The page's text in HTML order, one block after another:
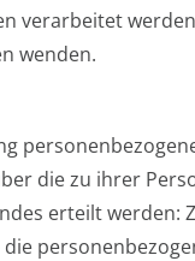
verarbeitet
wenden.
die zu ihrer
erteilt